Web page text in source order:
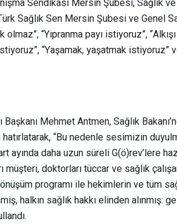
Sağlık Sen Mersin Şubesi ve Genel
“Yıpranma payı istiyoruz”,
“Yaşamak, yaşatmak istiyoruz”
Mehmet Antmen, Sağlık
“Bu nedenle sesimizin
daha uzun süreli G(ö)rev’lere
doktorları tüccar ve sağlık
programı ile hekimlerin ve tüm
halkın sağlık hakkı elinden alınmış: